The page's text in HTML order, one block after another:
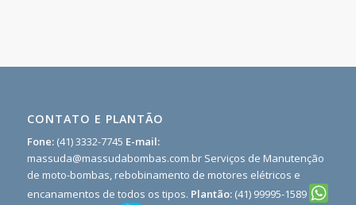
CONTATO E PLANTÃO
Fone:(41) 3332-7745 E-mail:
massuda@massudabombas.com.brServiços de Manutenção
de moto-bombas, rebobinamento de motores elétricos e
encanamentos de todos os tipos. Plantão:(41) 99995-1589